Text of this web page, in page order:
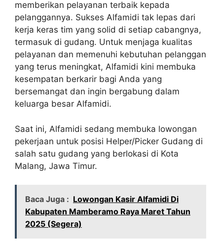
memberikan pelayanan terbaik kepada
pelanggannya. Sukses Alfamidi tak lepas dari
kerja keras tim yang solid di setiap cabangnya,
termasuk di gudang. Untuk menjaga kualitas
pelayanan dan memenuhi kebutuhan pelanggan
yang terus meningkat, Alfamidi kini membuka
kesempatan berkarir bagi Anda yang
bersemangat dan ingin bergabung dalam
keluarga besar Alfamidi.
Saat ini, Alfamidi sedang membuka lowongan
pekerjaan untuk posisi Helper/Picker Gudang di
salah satu gudang yang berlokasi di Kota
Malang, Jawa Timur.
Baca Juga : Lowongan Kasir Alfamidi Di
Kabupaten Mamberamo Raya Maret Tahun
2025 (Segera)